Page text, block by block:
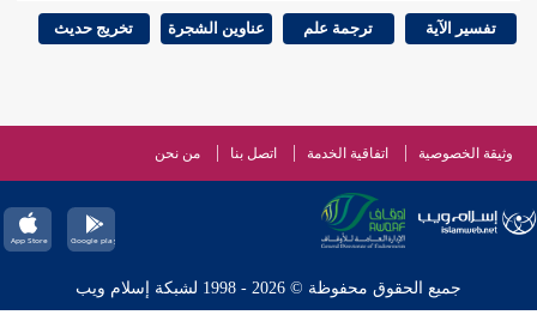
تفسير الآية ترجمة علم عناوين الشجرة تخريج حديث
وثيقة الخصوصية اتفاقية الخدمة اتصل بنا من نحن
جميع الحقوق محفوظة © 2026 - 1998 لشبكة إسلام ويب